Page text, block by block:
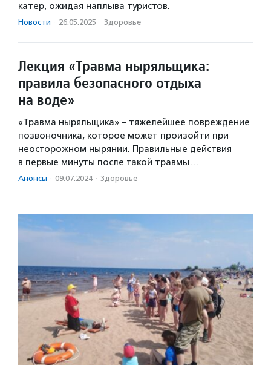
катер, ожидая наплыва туристов.
Новости · 26.05.2025 · Здоровье
Лекция «Травма ныряльщика:
правила безопасного отдыха
на воде»
«Травма ныряльщика» – тяжелейшее повреждение
позвоночника, которое может произойти при
неосторожном нырянии. Правильные действия
в первые минуты после такой травмы…
Анонсы · 09.07.2024 · Здоровье